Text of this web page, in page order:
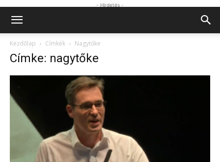
- Hirdetés -
Kezdőlap Címkék Nagytőke
Címke: nagytőke